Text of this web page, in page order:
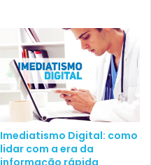
Imediatismo Digital: como
lidar com a era da
informação rápida